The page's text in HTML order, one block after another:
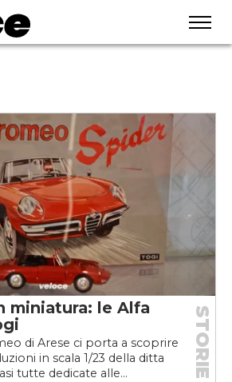
miniatura: le Alfa
di Arese ci porta a scoprire
in scala 1/23 della ditta
tutte dedicate alle...
STORIE